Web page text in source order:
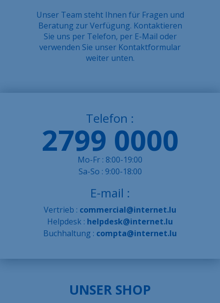
Broschüre
Über uns
Kontakt
Gesetzlich
Unser Team steht Ihnen für Fragen und
Beratung zur Verfügung. Kontaktieren
Sie uns per Telefon, per E-Mail oder
verwenden Sie unser Kontaktformular
weiter unten.
Telefon :
2799 0000
Mo-Fr : 8:00-19:00
Sa-So : 9:00-18:00
E-mail :
Vertrieb : commercial@internet.lu
Helpdesk : helpdesk@internet.lu
Buchhaltung : compta@internet.lu
UNSER SHOP